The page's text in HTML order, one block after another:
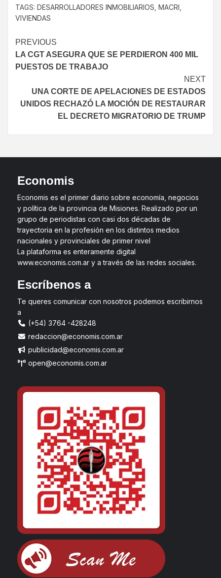
TAGS: DESARROLLADORES INMOBILIARIOS MACRI
VIVIENDAS
PREVIOUS
LA CGT ASEGURA QUE SE PERDIERON 400 MIL
PUESTOS DE TRABAJO
NEXT
UNA CORTE DE APELACIONES DE ESTADOS
UNIDOS RECHAZÓ LA MOCIÓN DE RESTAURAR
EL DECRETO MIGRATORIO DE TRUMP
Economis
Economis es el primer diario sobre economía, negocios
y política de la provincia de Misiones. Realizado por un
grupo de periodistas con casi dos décadas de
trayectoria en la profesión en los distintos medios
nacionales y provinciales de primer nivel
La plataforma es enteramente digital
www.economis.com.ar y a través de las redes sociales.
Escríbenos a
Te queres comunicar con nosotros podemos escribirnos
a
(+54) 3764 -428248
redaccion@economis.com.ar
publicidad@economis.com.ar
open@economis.com.ar